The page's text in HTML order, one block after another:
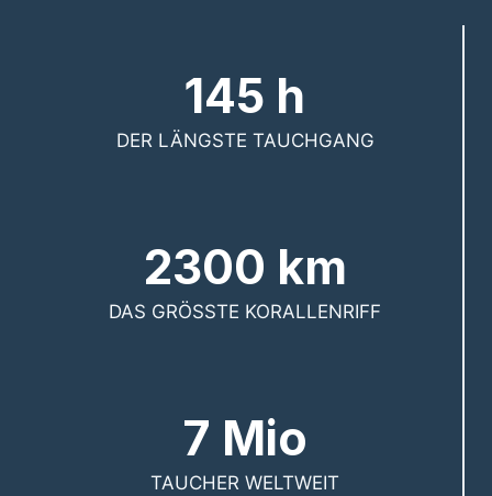
145 h
DER LÄNGSTE TAUCHGANG
2300 km
DAS GRÖSSTE KORALLENRIFF
7 Mio
TAUCHER WELTWEIT